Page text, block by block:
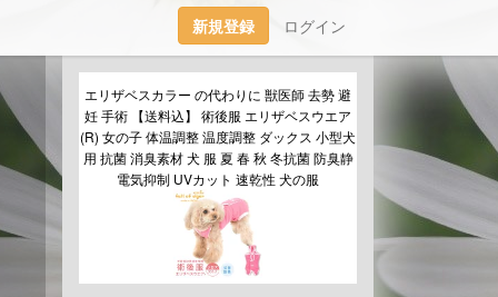
新規登録 ログイン
エリザベスカラー の代わりに 獣医師 去勢 避
妊 手術 【送料込】 術後服 エリザベスウエア
(R) 女の子 体温調整 温度調整 ダックス 小型犬
用 抗菌 消臭素材 犬 服 夏 春 秋 冬抗菌 防臭静
電気抑制 UVカット 速乾性 犬の服